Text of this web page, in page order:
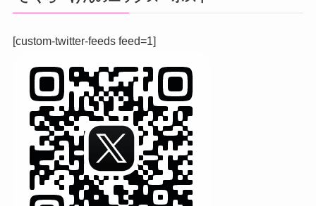
[custom-twitter-feeds feed=1]